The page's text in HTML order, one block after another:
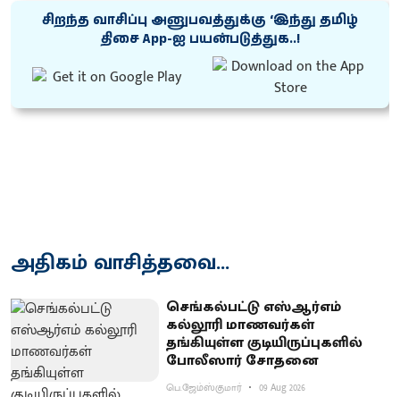
சிறந்த வாசிப்பு அனுபவத்துக்கு ‘இந்து தமிழ்
திசை App-ஐ பயன்படுத்துக..!
அதிகம் வாசித்தவை...
செங்கல்பட்டு எஸ்ஆர்எம்
கல்லூரி மாணவர்கள்
தங்கியுள்ள குடியிருப்புகளில்
போலீஸார் சோதனை
பெ.ஜேம்ஸ்குமார் 09 Aug 2026